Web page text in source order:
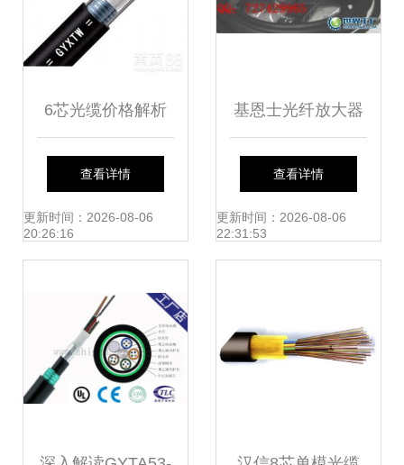
6芯光缆价格解析
广州地区室外单模
光缆供应与选购指
查看详情
更新时间：2026-08-06
20:26:16
基恩士光纤放大器
LV-11SB高性能解
析 光纤级精度加持
查看详情
更新时间：2026-08-06
22:31:53